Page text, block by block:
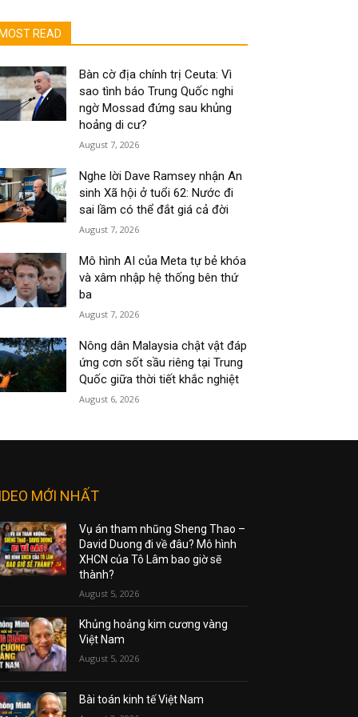
MOST READ
Bàn cờ địa chính trị Ceuta: Vì
sao tình báo Trung Quốc nghi
ngờ Mossad đứng sau khủng
hoảng di cư?
August 7, 2026
Nghe lời Dave Ramsey nhận An
sinh Xã hội ở tuổi 62: Nước đi
sai lầm có thể đắt giá cả đời
August 7, 2026
Mô hình AI của Meta tự bẻ khóa
và xâm nhập hệ thống bên thứ
ba
August 7, 2026
Nông dân Malaysia chật vật đáp
ứng cơn sốt sầu riêng tại Trung
Quốc giữa thời tiết khắc nghiệt
August 6, 2026
MỚI NHẤT
Vụ án tham nhũng Sheng Thao –
David Duong đi về đâu? Mô hình
XHCN của Tô Lâm bao giờ sẽ
thành?
August 5, 2026
Khủng hoảng kim cương vàng
Việt Nam
August 5, 2026
Bài toán kinh tế Việt Nam